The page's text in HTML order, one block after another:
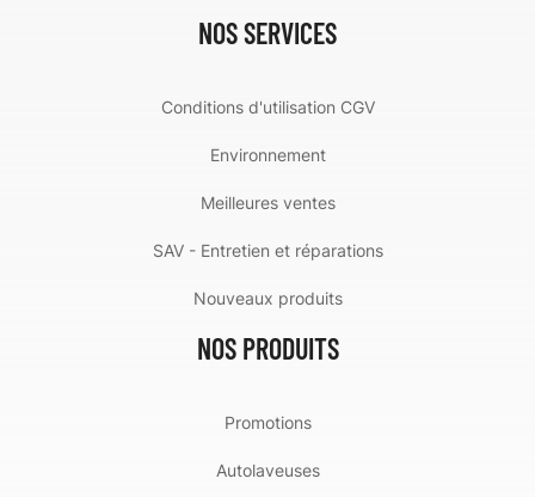
NOS SERVICES
Conditions d'utilisation CGV
Environnement
Meilleures ventes
SAV - Entretien et réparations
Nouveaux produits
NOS PRODUITS
Promotions
Autolaveuses